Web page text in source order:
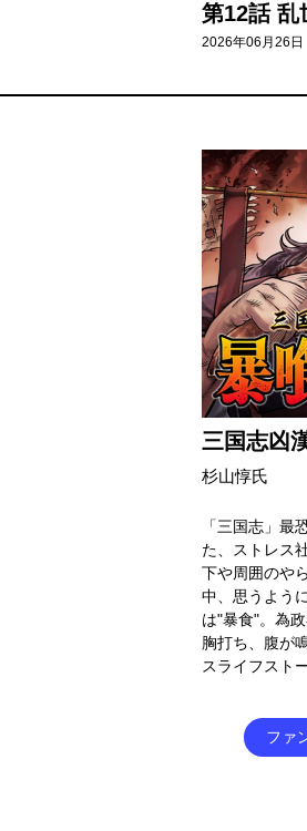
第12話 乱
2026年06月26日
三国志凶
杉山惇氏
「三国志」最
た、ストレス
下や周囲のや
中、思うよう
は"暴食"。為
胸打ち、腹が
スライフスト
ファ